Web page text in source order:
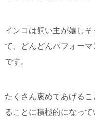
インコは飼い主が嬉し
て、どんどんパフォー
です。
たくさん褒めてあげる
ることに積極的になって